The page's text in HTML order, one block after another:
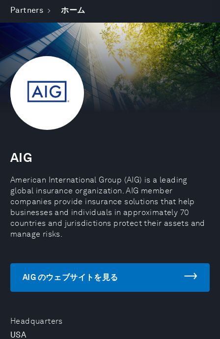
Partners ホーム
Headquarters
USA
AIG
American International Group (AIG) is a leading
global insurance organization. AIG member
companies provide insurance solutions that help
businesses and individuals in approximately 70
countries and jurisdictions protect their assets and
manage risks.
AIG のウェブサイトを見る